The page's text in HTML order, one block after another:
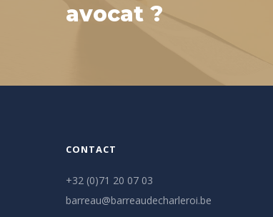
avocat ?
CONTACT
+32 (0)71 20 07 03
barreau@barreaudecharleroi.be